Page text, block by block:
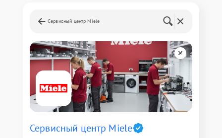
Сервисный центр Miele
Сервисный центр Miele